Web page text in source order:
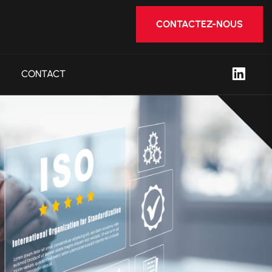
CONTACTEZ-NOUS
CONTACT